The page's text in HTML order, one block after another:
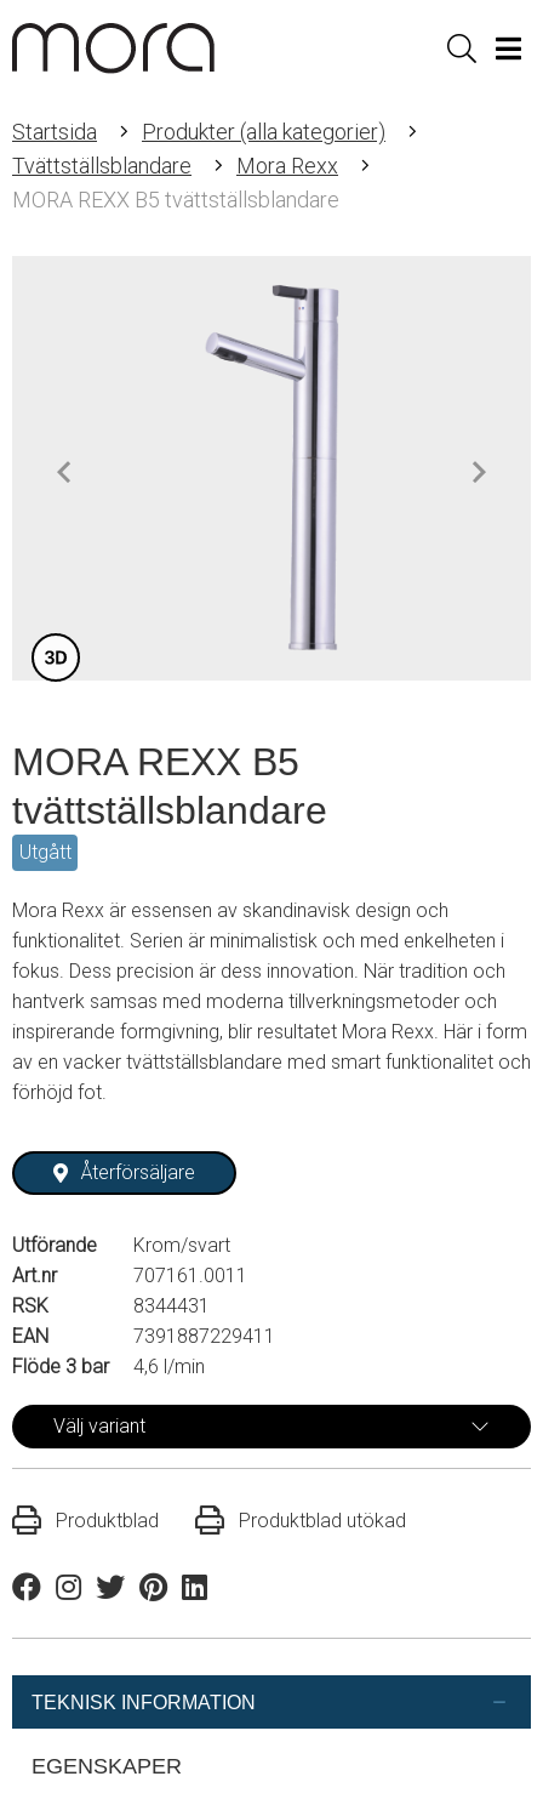
Sök
Startsida
Produkter (alla kategorier)
Tvättställsblandare
Mora Rexx
MORA REXX B5 tvättställsblandare
MORA REXX B5
tvättställsblandare
Utgått
Mora Rexx är essensen av skandinavisk design och
funktionalitet. Serien är minimalistisk och med enkelheten i
fokus. Dess precision är dess innovation. När tradition och
hantverk samsas med moderna tillverkningsmetoder och
inspirerande formgivning, blir resultatet Mora Rexx. Här i form
av en vacker tvättställsblandare med smart funktionalitet och
förhöjd fot.
Återförsäljare
Utförande
Krom/svart
Art.nr
707161.0011
RSK
8344431
EAN
7391887229411
Flöde 3 bar
4,6 l/min
Välj variant
Produktblad Produktblad utökad
FacebookInstagram
TwitterPinterestLinkedin
TEKNISK INFORMATION
EGENSKAPER